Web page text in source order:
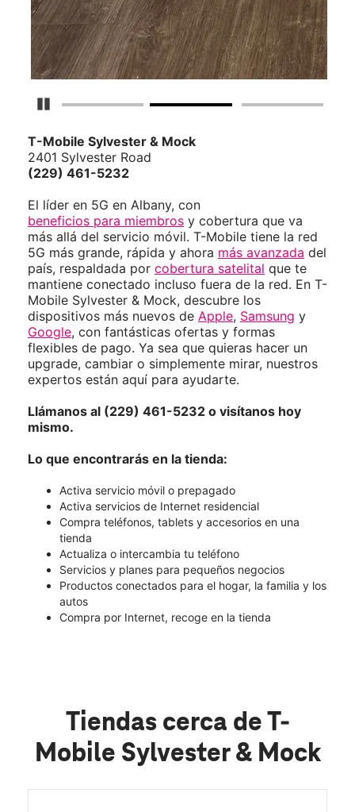
Detener carrusel
T-Mobile Sylvester & Mock
2401 Sylvester Road
(229) 461-5232
El líder en 5G en Albany, con
beneficios para miembros y cobertura que va
más allá del servicio móvil. T-Mobile tiene la red
5G más grande, rápida y ahora más avanzada del
país, respaldada por cobertura satelital que te
mantiene conectado incluso fuera de la red. En T-
Mobile Sylvester & Mock, descubre los
dispositivos más nuevos de Apple, Samsung y
Google, con fantásticas ofertas y formas
flexibles de pago. Ya sea que quieras hacer un
upgrade, cambiar o simplemente mirar, nuestros
expertos están aquí para ayudarte.
Llámanos al (229) 461-5232 o visítanos hoy
mismo.
Lo que encontrarás en la tienda:
Activa servicio móvil o prepagado
Activa servicios de Internet residencial
Compra teléfonos, tablets y accesorios en una
tienda
Actualiza o intercambia tu teléfono
Servicios y planes para pequeños negocios
Productos conectados para el hogar, la familia y los
autos
Compra por Internet, recoge en la tienda
Tiendas cerca de T-
Mobile Sylvester & Mock